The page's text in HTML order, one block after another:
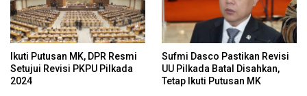
Ikuti Putusan MK, DPR Resmi
Setujui Revisi PKPU Pilkada
2024
Sufmi Dasco Pastikan Revisi
UU Pilkada Batal Disahkan,
Tetap Ikuti Putusan MK